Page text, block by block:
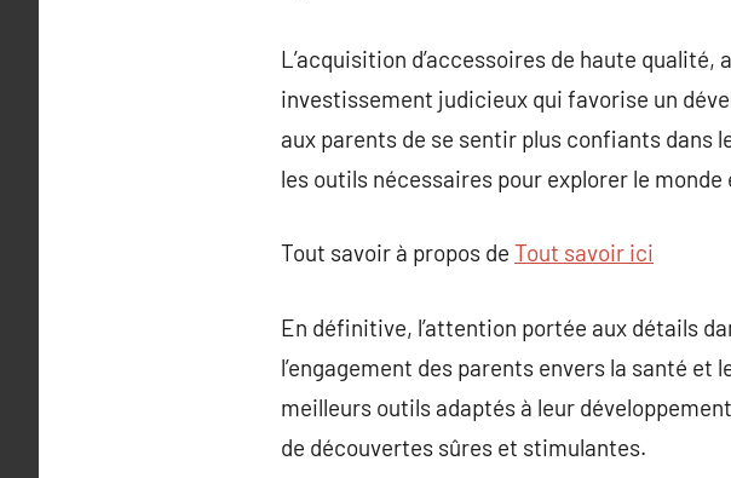
L’acquisition d’accessoires de haute
investissement judicieux qui favorise un
aux parents de se sentir plus confiants
les outils nécessaires pour explorer le
Tout savoir à propos de Tout savoir ici
En définitive, l’attention portée aux détails
l’engagement des parents envers la santé
meilleurs outils adaptés à leur
de découvertes sûres et stimulantes.